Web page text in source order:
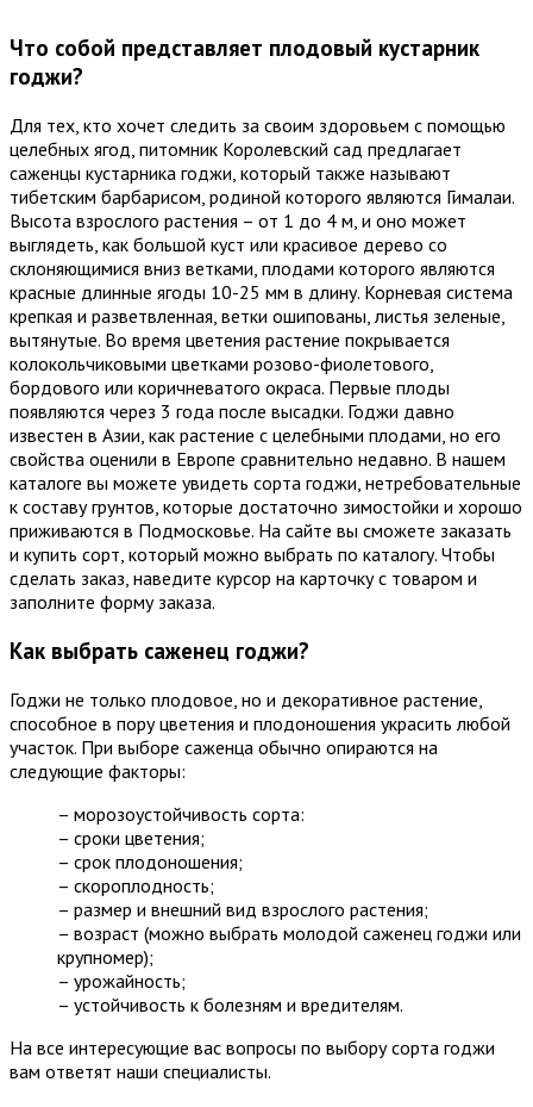
Что собой представляет плодовый кустарник
годжи?
Для тех, кто хочет следить за своим здоровьем с помощью
целебных ягод, питомник Королевский сад предлагает
саженцы кустарника годжи, который также называют
тибетским барбарисом, родиной которого являются Гималаи.
Высота взрослого растения – от 1 до 4 м, и оно может
выглядеть, как большой куст или красивое дерево со
склоняющимися вниз ветками, плодами которого являются
красные длинные ягоды 10-25 мм в длину. Корневая система
крепкая и разветвленная, ветки ошипованы, листья зеленые,
вытянутые. Во время цветения растение покрывается
колокольчиковыми цветками розово-фиолетового,
бордового или коричневатого окраса. Первые плоды
появляются через 3 года после высадки. Годжи давно
известен в Азии, как растение с целебными плодами, но его
свойства оценили в Европе сравнительно недавно. В нашем
каталоге вы можете увидеть сорта годжи, нетребовательные
к составу грунтов, которые достаточно зимостойки и хорошо
приживаются в Подмосковье. На сайте вы сможете заказать
и купить сорт, который можно выбрать по каталогу. Чтобы
сделать заказ, наведите курсор на карточку с товаром и
заполните форму заказа.
Как выбрать саженец годжи?
Годжи не только плодовое, но и декоративное растение,
способное в пору цветения и плодоношения украсить любой
участок. При выборе саженца обычно опираются на
следующие факторы:
– морозоустойчивость сорта:
– сроки цветения;
– срок плодоношения;
– скороплодность;
– размер и внешний вид взрослого растения;
– возраст (можно выбрать молодой саженец годжи или
крупномер);
– урожайность;
– устойчивость к болезням и вредителям.
На все интересующие вас вопросы по выбору сорта годжи
вам ответят наши специалисты.